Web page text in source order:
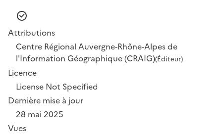
Attributions
Centre Régional Auvergne-Rhône-Alpes de
l'Information Géographique (CRAIG)(Éditeur)
Licence
License Not Specified
Dernière mise à jour
28 mai 2025
Vues